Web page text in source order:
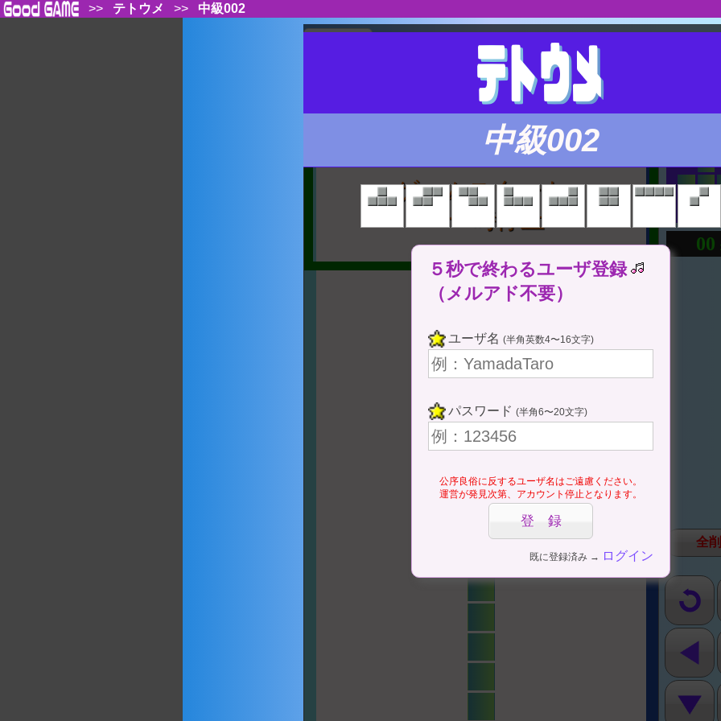
>> テトウメ >> 中級002
中級002
５秒で終わるユーザ登録
（メルアド不要）
ユーザ名 (半角英数4〜16文字)
パスワード (半角6〜20文字)
公序良俗に反するユーザ名はご遠慮ください。
運営が発見次第、アカウント停止となります。
既に登録済み → ログイン
ここをタップ
(Tap Here)
ゲームスタート
⇔ 一時停止
00
全